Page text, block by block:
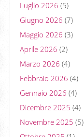
Luglio 2026 (5)
Giugno 2026 (7)
Maggio 2026 (3)
Aprile 2026 (2)
Marzo 2026 (4)
Febbraio 2026 (4)
Gennaio 2026 (4)
Dicembre 2025 (4)
Novembre 2025 (5)